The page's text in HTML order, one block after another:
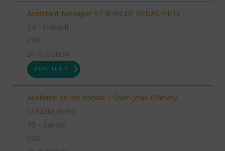
Assistant Ménager ST JEAN DE VEDAS (H/F)
34 - Hérault
CDI
31/07/2026
POSTULER
Auxiliaire de vie sociale - Saint-Jean-D'Arvey
(73230) (H/F)
73 - Savoie
CDI